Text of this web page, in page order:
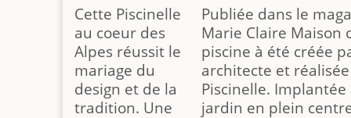
Cette Piscinelle
au coeur des
Alpes réussit le
mariage du
design et de la
tradition. Une
Publiée dans le
Marie Claire Maison
piscine à été créée
architecte et
Piscinelle.
jardin en plein